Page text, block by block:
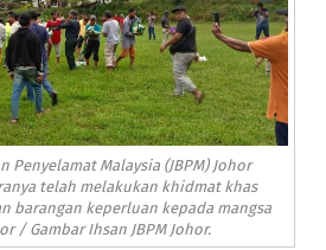
Penyelamat Malaysia (JBPM) Johor
telah melakukan khidmat khas
barangan keperluan kepada mangsa
/ Gambar Ihsan JBPM Johor.